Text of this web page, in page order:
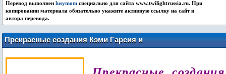
Перевод выполнен lusymom специально для сайта www.twilightrussia.ru. При
копировании материала обязательно укажите активную ссылку на сайт и
автора перевода.
Прекрасные создания Кэми Гарсия и
Маргарет Стол. Глава 2.